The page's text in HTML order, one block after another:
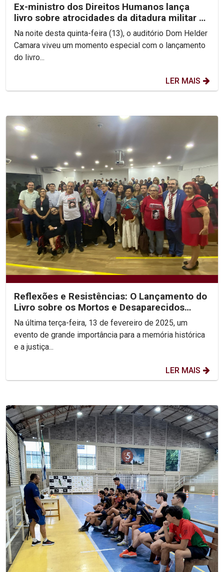
Ex-ministro dos Direitos Humanos lança
livro sobre atrocidades da ditadura militar no
Brasil
Na noite desta quinta-feira (13), o auditório Dom Helder
Camara viveu um momento especial com o lançamento
do livro...
LER MAIS
Reflexões e Resistências: O Lançamento do
Livro sobre os Mortos e Desaparecidos
Políticos
Na última terça-feira, 13 de fevereiro de 2025, um
evento de grande importância para a memória histórica
e a justiça...
LER MAIS